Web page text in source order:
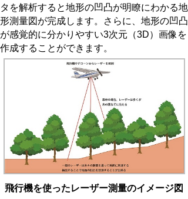
タを解析すると地形の凹凸が明瞭にわかる地
形測量図が完成します。さらに、地形の凹凸
が感覚的に分かりやすい3次元（3D）画像を
作成することができます。
飛行機を使ったレーザー測量のイメージ図